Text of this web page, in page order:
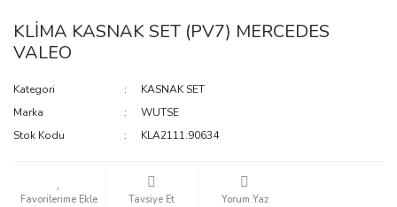
KLİMA KASNAK SET (PV7) MERCEDES
VALEO
Kategori
KASNAK SET
Marka
WUTSE
Stok Kodu
KLA2111.90634
Tavsiye Et Yorum Yaz